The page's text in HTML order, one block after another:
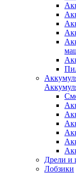
Дрели и
Лобзики